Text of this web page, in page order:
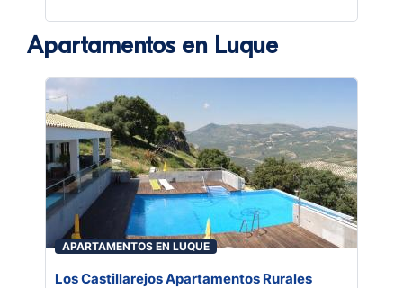
Apartamentos en Luque
APARTAMENTOS EN LUQUE
Los Castillarejos Apartamentos Rurales